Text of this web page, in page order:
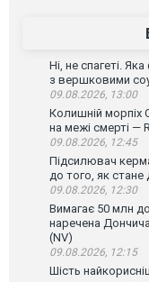
Ні, не спагеті.
з вершковими
09.08.2026, 13:00
Колишній морпіх
на межі смерті —
09.08.2026, 12:45
Підсилювач
до того, як стане
09.08.2026, 12:30
Вимагає 50 млн
наречена
(NV)
09.08.2026, 12:15
Шість